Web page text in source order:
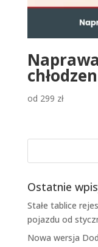
od 299 zł
Ostatnie
Stałe tablice
pojazdu od
Nowa wersja